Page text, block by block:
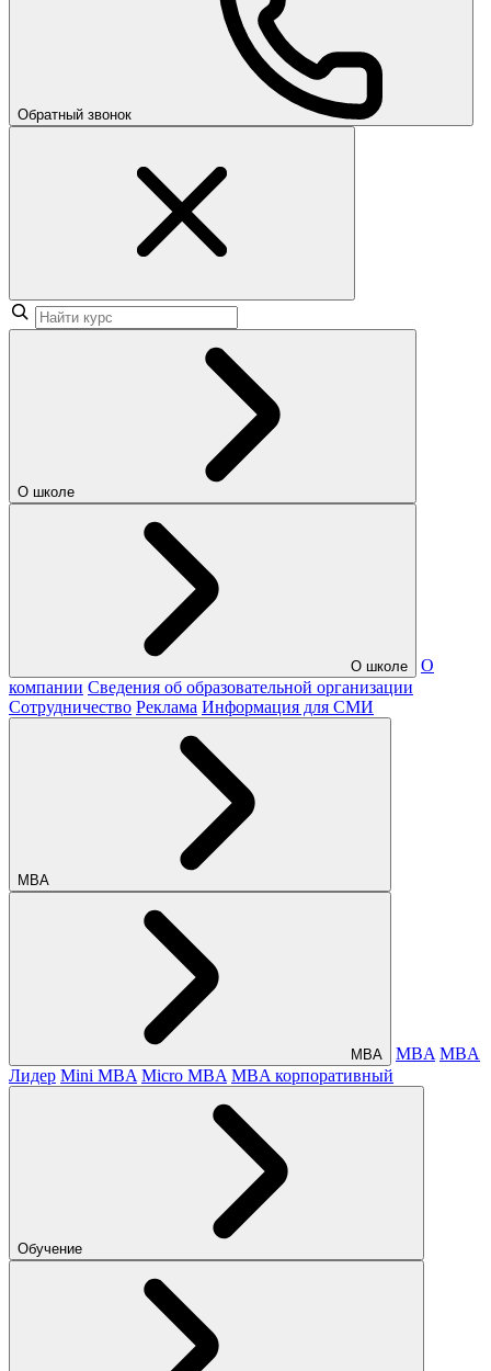
Обратный звонок
О школе
О школе
О
компании Сведения об образовательной организации
Сотрудничество Реклама Информация для СМИ
МВА
МВА MBA MBA
Лидер Mini MBA Micro MBA MBA корпоративный
Обучение